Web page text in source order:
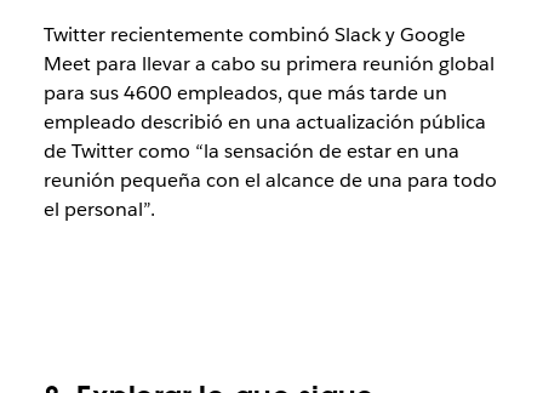
Twitter recientemente combinó Slack y Google
Meet para llevar a cabo su primera reunión global
para sus 4600 empleados, que más tarde un
empleado describió en una actualización pública
de Twitter como “la sensación de estar en una
reunión pequeña con el alcance de una para todo
el personal”.